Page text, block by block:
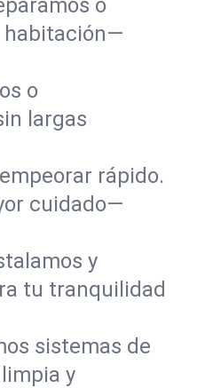
o
habitación—
o
largas
rápido.
cuidado—
y
tu tranquilidad
sistemas de
y